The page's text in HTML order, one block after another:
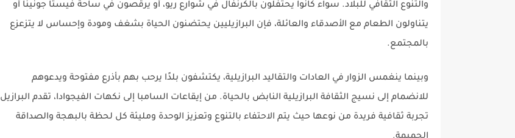
والتنوع الثقافي للبلاد. سواء كانوا يحتفلون بالكرنفال في شوارع ريو، أو يرقصون في ساحة فيستا جونينا أو
يتناولون الطعام مع الأصدقاء والعائلة، فإن البرازيليين يحتضنون الحياة بشغف ومودة وإحساس لا يتزعزع
بالمجتمع.
وبينما ينغمس الزوار في العادات والتقاليد البرازيلية، يكتشفون بلدًا يرحب بهم بأذرع مفتوحة ويدعوهم
للانضمام إلى نسيج الثقافة البرازيلية النابض بالحياة. من إيقاعات السامبا إلى نكهات الفيجوادا، تقدم البرازيل
تجربة ثقافية فريدة من نوعها حيث يتم الاحتفاء بالتنوع وتعزيز الوحدة ومليئة كل لحظة بالبهجة والصداقة